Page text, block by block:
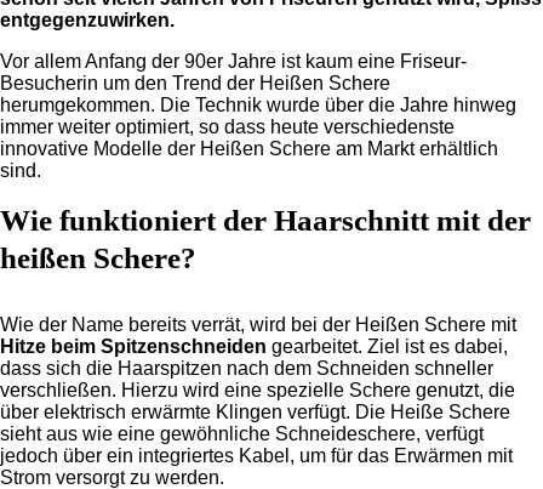
entgegenzuwirken.
Vor allem Anfang der 90er Jahre ist kaum eine Friseur-
Besucherin um den Trend der Heißen Schere
herumgekommen. Die Technik wurde über die Jahre hinweg
immer weiter optimiert, so dass heute verschiedenste
innovative Modelle der Heißen Schere am Markt erhältlich
sind.
Wie funktioniert der Haarschnitt mit der
heißen Schere?
Wie der Name bereits verrät, wird bei der Heißen Schere mit
Hitze beim Spitzenschneiden gearbeitet. Ziel ist es dabei,
dass sich die Haarspitzen nach dem Schneiden schneller
verschließen. Hierzu wird eine spezielle Schere genutzt, die
über elektrisch erwärmte Klingen verfügt. Die Heiße Schere
sieht aus wie eine gewöhnliche Schneideschere, verfügt
jedoch über ein integriertes Kabel, um für das Erwärmen mit
Strom versorgt zu werden.